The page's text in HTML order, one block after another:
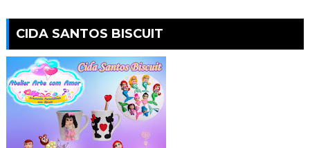
CIDA SANTOS BISCUIT